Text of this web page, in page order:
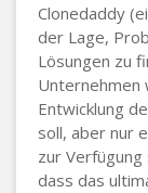
Clonedaddy
der Lage,
Lösungen zu
Unternehmen
Entwicklung
soll, aber nur
zur
dass das